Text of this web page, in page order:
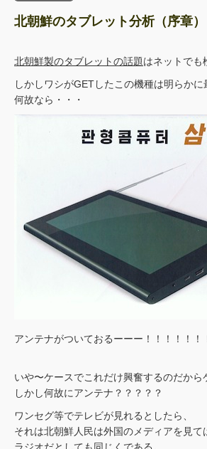
北朝鮮のタブレット分析（序章）
北朝鮮製のタブレットの話題はネットでも
しかしワシがGETしたこの機種は明らかに
何故なら・・・
アンテナがついておるーーー！！！！！！
いや〜ケースでこれだけ興奮するのだから
しかし何故にアンテナ？？？？？
ワンセグ等でテレビが見れるとしたら、
それは北朝鮮人民は外国のメディアを見
ラジオだとしても同じくである。